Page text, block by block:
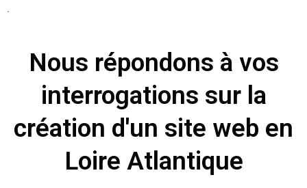
.
Nous répondons à vos
interrogations sur la
création d'un site web en
Loire Atlantique